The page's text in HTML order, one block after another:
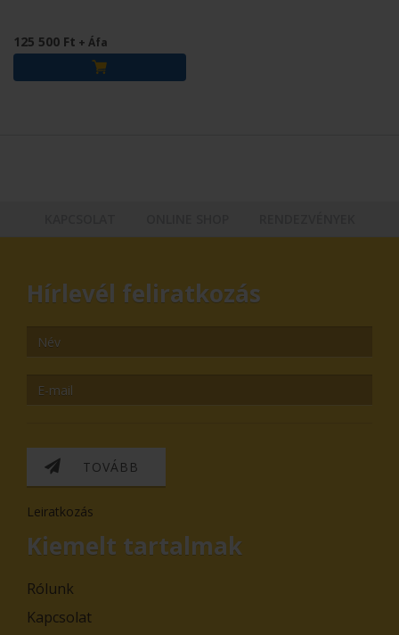
125 500 Ft + Áfa
Hírlevél feliratkozás
TOVÁBB
Leiratkozás
Kiemelt tartalmak
Rólunk
Kapcsolat